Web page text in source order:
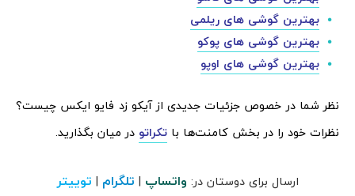
بهترین گوشی های ریلمی
بهترین گوشی های پوکو
بهترین گوشی های اوپو
نظر شما در خصوص جزئیات جدیدی از آیکو زد فایو ایکس چیست؟
نظرات خود را در بخش کامنت‌ها با تکراتو در میان بگذارید.
ارسال برای دوستان در: واتساپ | تلگرام | توییتر